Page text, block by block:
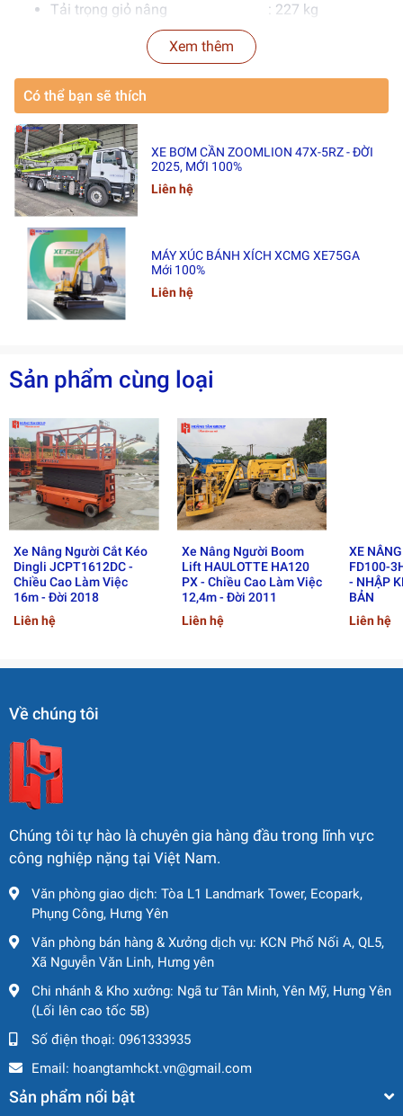
Tải trọng giỏ nâng : 227 kg
Góc quay cần nâng : 360° liên tục
Loại động cơ : Diesel
Khả năng leo dốc : 45%
Tốc độ nâng giỏ từ thấp đến cao : ~95 giây
2. Ưu điểm vượt trội và ứng
dụng thực tế của xe nâng
người Boom Lift S-125.
2.1 Ưu điểm vượt trội của xe
nâng người Genie S-125
Chiều cao làm việc vượt trội – lên đến 40 mét
Genie S-125 giúp tiếp cận các khu vực thi công cực cao,
phù hợp cho nhà thép tiền chế, lắp đặt kết cấu, bảo trì tòa
nhà cao tầng…
Tầm với ngang xa – hơn 24 mét
Với cần nâng dạng ống thẳng (straight boom), xe có thể
vươn ngang hiệu quả mà không cần di chuyển máy nhiều
lần, tối ưu công việc ở khu vực rộng lớn.
Vận hành linh hoạt trên địa hình phức tạp
Hệ thống dẫn động 4 bánh mạnh mẽ, khả năng leo dốc lên
đến 45% giúp xe hoạt động tốt trong điều kiện công trường
gồ ghề, không bằng phẳng.
Xem thêm
Có thể bạn sẽ thích
XE BƠM CẦN ZOOMLION 47X-5RZ - ĐỜI
2025, MỚI 100%
Liên hệ
MÁY XÚC BÁNH XÍCH XCMG XE75GA
Mới 100%
Liên hệ
Sản phẩm cùng loại
Xe Nâng Người Cắt Kéo
Dingli JCPT1612DC -
Chiều Cao Làm Việc
16m - Đời 2018
Liên hệ
Xe Nâng Người Boom
Lift HAULOTTE HA120
PX - Chiều Cao Làm Việc
12,4m - Đời 2011
Liên hệ
XE
FD100-
- NHẬP
BẢN
Liên hệ
Về chúng tôi
Chúng tôi tự hào là chuyên gia hàng đầu trong lĩnh vực
công nghiệp nặng tại Việt Nam.
Văn phòng giao dịch: Tòa L1 Landmark Tower, Ecopark,
Phụng Công, Hưng Yên
Văn phòng bán hàng & Xưởng dịch vụ: KCN Phố Nối A, QL5,
Xã Nguyễn Văn Linh, Hưng yên
Chi nhánh & Kho xưởng: Ngã tư Tân Minh, Yên Mỹ, Hưng Yên
(Lối lên cao tốc 5B)
Số điện thoại: 0961333935
Email: hoangtamhckt.vn@gmail.com
Sản phẩm nổi bật